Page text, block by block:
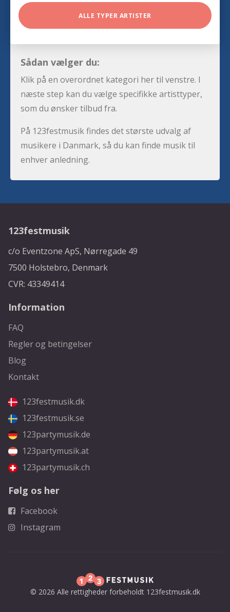
ALLE TYPER ARTISTER
Sådan vælger du:
Klik på en overordnet kategori her til venstre. I
næste step kan du vælge specifikke artisttyper,
som du ønsker tilbud fra.
På 123festmusik findes det største udvalg af
musikere i Danmark, så du kan finde musik til
enhver anledning.
123festmusik
c/o Eventzone ApS, Nørregade 49
7500 Holstebro, Denmark
CVR: 43349414
Information
FAQ
Regler og betingelser
Blog
Kontakt
123festmusik.dk
123festmusik.se
123partymusik.de
123partymusik.at
123partymusik.ch
Følg os her
Facebook
Instagram
© 2026 Alle rettigheder forbeholdt 123festmusik.dk